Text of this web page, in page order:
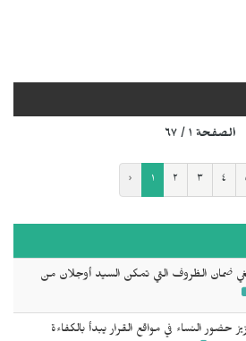
الصفحة ١ / ٦٧
‹ ١ ٢ ٣ ٤
ضمان الظروف التي تمكن السيد أوجلان من
حضور النساء في مواقع القرار يبدأ بالكفاءة